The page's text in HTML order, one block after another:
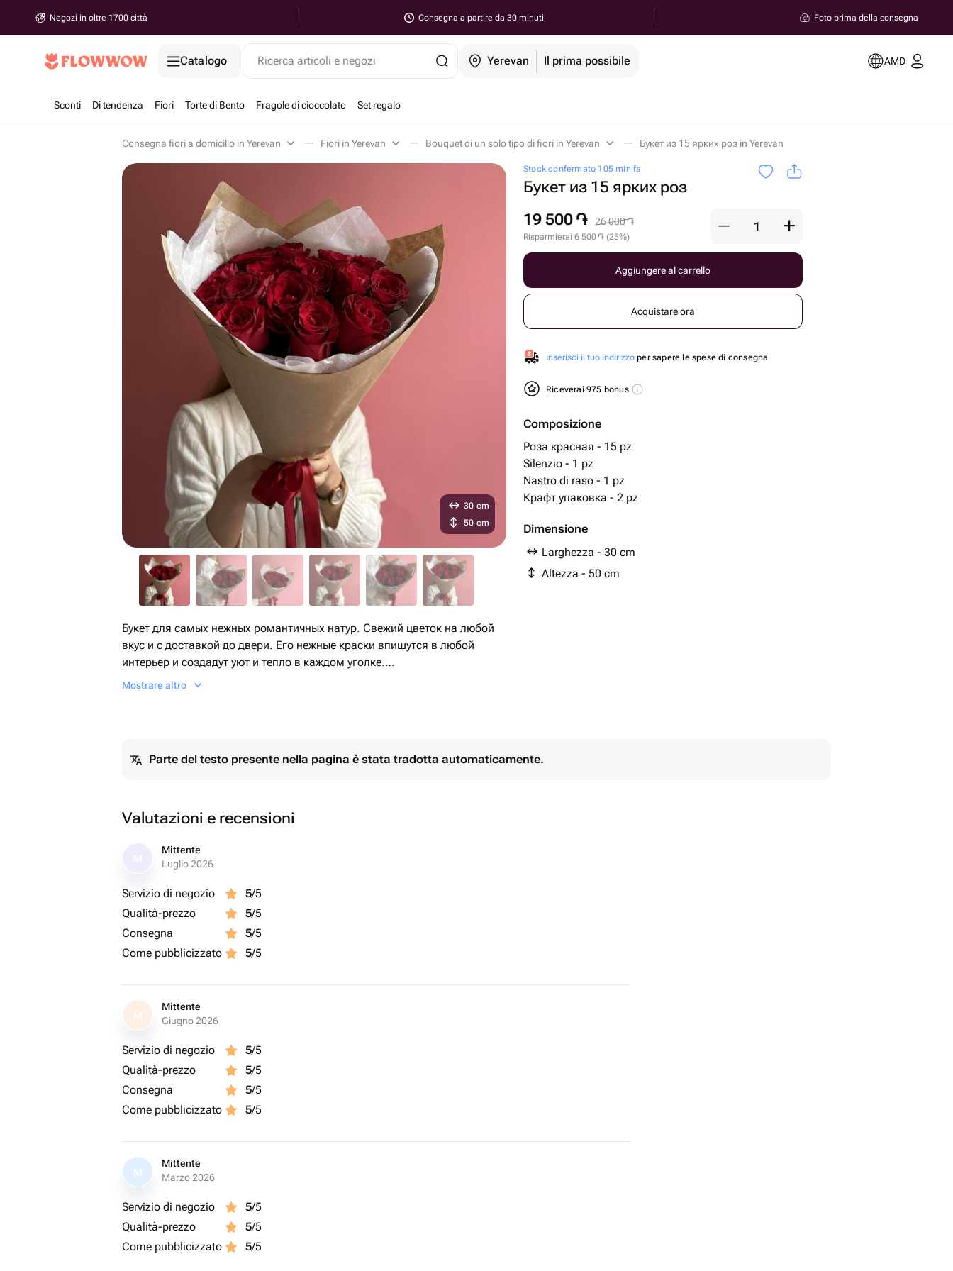
Negozi in oltre 1700 città Consegna a partire da 30 minuti Foto prima della consegna
Catalogo Ricerca articoli e negozi Yerevan Il prima possibile AMD
Sconti Di tendenza Fiori Torte di Bento Fragole di cioccolato Set regalo
Consegna fiori a domicilio in Yerevan Fiori in Yerevan Bouquet di un solo tipo di fiori in Yerevan Букет из 15 ярких роз in Yerevan
Stock confermato 105 min fa
Букет из 15 ярких роз
19 500 ֏ 26 000֏
Risparmierai 6 500֏ (25%)
Aggiungere al carrello
Acquistare ora
Inserisci il tuo indirizzo per sapere le spese di consegna
Riceverai 975 bonus
Composizione
Роза красная - 15 pz
Silenzio - 1 pz
Nastro di raso - 1 pz
Крафт упаковка - 2 pz
Dimensione
Larghezza - 30 cm
Altezza - 50 cm
30 cm
50 cm
Букет для самых нежных романтичных натур. Свежий цветок на любой
вкус и с доставкой до двери. Его нежные краски впишутся в любой
интерьер и создадут уют и тепло в каждом уголке.
Данная композиция будет отличным подарком на Новый год и
так же подарить букет на выписку из роддома или принести букет
Mostrare altro
Parte del testo presente nella pagina è stata tradotta automaticamente.
Valutazioni e recensioni
Mittente
Luglio 2026
Servizio di negozio 5/5
Qualità-prezzo
5/5
Consegna
5/5
Come pubblicizzato
5/5
M
Mittente
Giugno 2026
Servizio di negozio 5/5
Qualità-prezzo
5/5
Consegna
5/5
Come pubblicizzato
5/5
M
Mittente
Marzo 2026
Servizio di negozio 5/5
Qualità-prezzo
5/5
Come pubblicizzato
5/5